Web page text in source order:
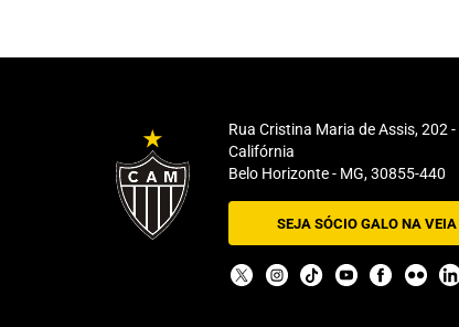
Rua Cristina Maria de Assis, 202 -
Califórnia
Belo Horizonte - MG, 30855-440
SEJA SÓCIO GALO NA VEIA